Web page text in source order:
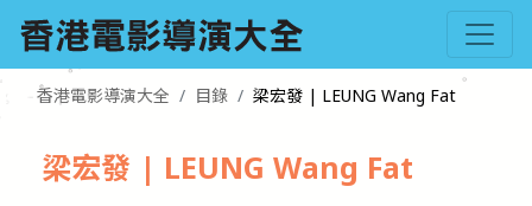
香港電影導演大全 目錄 梁宏發 | LEUNG Wang Fat
梁宏發 | LEUNG Wang Fat